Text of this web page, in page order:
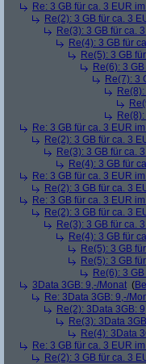
Re: 3 GB für ca. 3 EUR
Re(2): 3 GB für ca. 3
Re(3): 3 GB für ca.
Re(4): 3 GB für
Re(5): 3 GB
Re(6): 3
Re(7): 3
Re: 3 GB für ca. 3 EUR
Re(2): 3 GB für ca. 3
Re(3): 3 GB für ca.
Re(4): 3 GB für
Re: 3 GB für ca. 3 EUR
Re(2): 3 GB für ca. 3
Re: 3 GB für ca. 3 EUR
Re(2): 3 GB für ca. 3
Re(3): 3 GB für ca.
Re(4): 3 GB für
Re(5): 3 GB
Re(5): 3 GB
Re(6): 3
3Data 3GB: 9,-/Monat (
Re: 3Data 3GB: 9,-/
Re(2): 3Data 3GB:
Re(3): 3Data
Re(4): 3Data
Re: 3 GB für ca. 3 EUR
Re(2): 3 GB für ca. 3